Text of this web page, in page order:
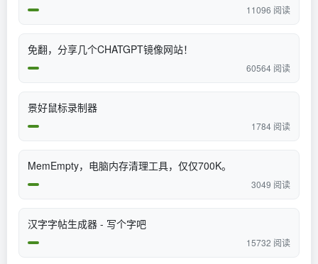
11096 阅读
免翻，分享几个CHATGPT镜像网站！
60564 阅读
景好鼠标录制器
1784 阅读
MemEmpty，电脑内存清理工具，仅仅700K。
3049 阅读
汉字字帖生成器 - 写个字吧
15732 阅读